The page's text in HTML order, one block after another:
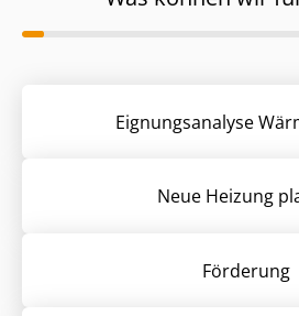
Eignungsanalyse
Neue Heizung
Förderung